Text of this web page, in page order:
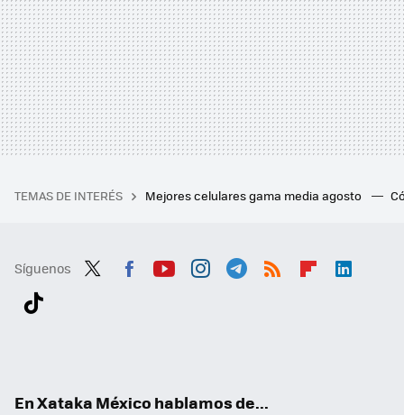
TEMAS DE INTERÉS Mejores celulares gama media agosto
Síguenos
En Xataka México hablamos de...